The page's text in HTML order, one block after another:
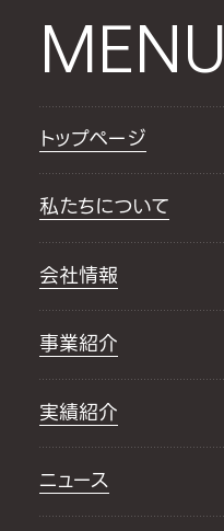
MENU
トップページ
私たちについて
会社情報
事業紹介
実績紹介
ニュース